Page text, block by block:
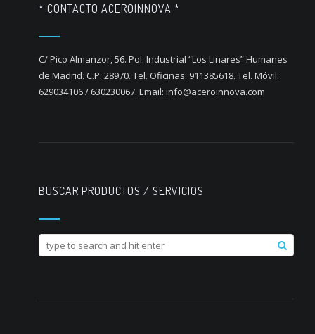
* CONTACTO ACEROINNOVA *
C/ Pico Almanzor, 56. Pol. Industrial “Los Linares” Humanes
de Madrid. C.P. 28970. Tel. Oficinas: 911385618. Tel. Móvil:
629034106 / 630230067. Email: info@aceroinnova.com
BUSCAR PRODUCTOS / SERVICIOS